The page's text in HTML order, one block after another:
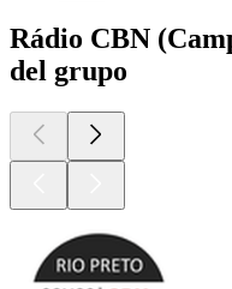
Rádio CBN
del grupo